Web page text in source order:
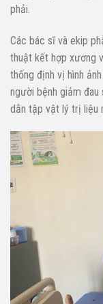
phải.
Các bác sĩ và ekip
thuật kết hợp xương
thống định vị hình
người bệnh giảm
dẫn tập vật lý trị liệu